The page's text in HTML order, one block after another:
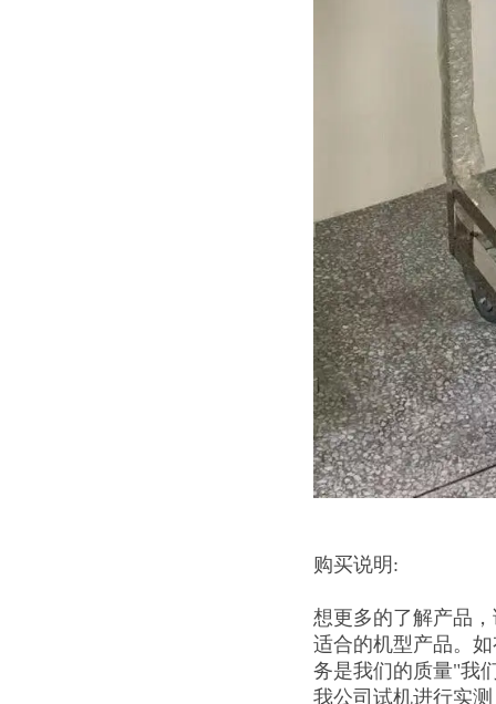
购买说明:
想更多的了解产品
适合的机型产品。
务是我们的质量"我
我公司试机进行实